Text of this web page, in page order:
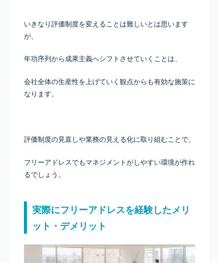
いきなり評価制度を変えることは難しいとは思います
が、
年功序列から成果主義へシフトさせていくことは、
会社全体の生産性を上げていく観点からも有効な施策に
なります。
評価制度の見直しや業務の見える化に取り組むことで、
フリーアドレスでもマネジメントがしやすい環境が作れ
るでしょう。
実際にフリーアドレスを経験したメリ
ット・デメリット